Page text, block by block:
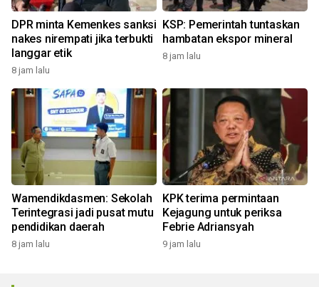
DPR minta Kemenkes sanksi
nakes nirempati jika terbukti
langgar etik
8 jam lalu
KSP: Pemerintah tuntaskan
hambatan ekspor mineral
8 jam lalu
Wamendikdasmen: Sekolah
Terintegrasi jadi pusat mutu
pendidikan daerah
8 jam lalu
KPK terima permintaan
Kejagung untuk periksa
Febrie Adriansyah
9 jam lalu